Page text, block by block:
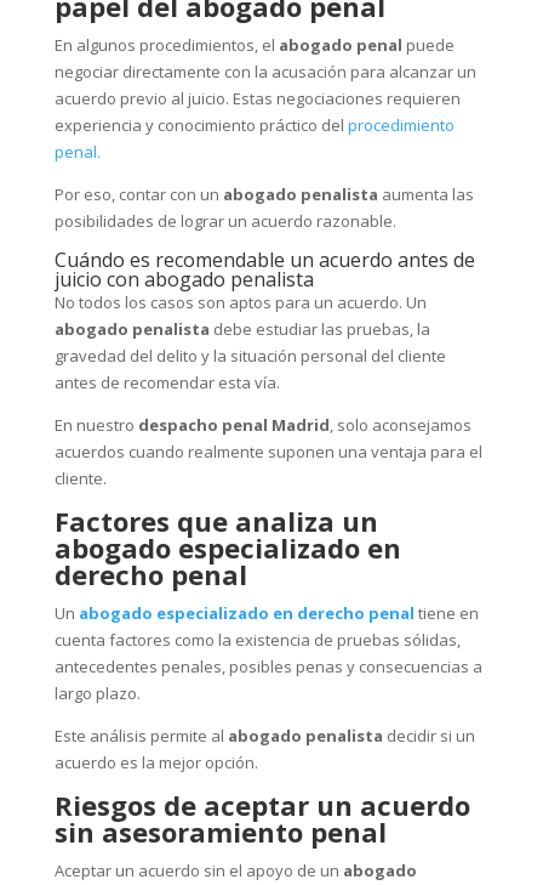
En algunos procedimientos, el abogado penal puede
negociar directamente con la acusación para alcanzar un
acuerdo previo al juicio. Estas negociaciones requieren
experiencia y conocimiento práctico del procedimiento
penal.
Por eso, contar con un abogado penalista aumenta las
posibilidades de lograr un acuerdo razonable.
Cuándo es recomendable un acuerdo antes de
juicio con abogado penalista
No todos los casos son aptos para un acuerdo. Un
abogado penalista debe estudiar las pruebas, la
gravedad del delito y la situación personal del cliente
antes de recomendar esta vía.
En nuestro despacho penal Madrid, solo aconsejamos
acuerdos cuando realmente suponen una ventaja para el
cliente.
Factores que analiza un
abogado especializado en
derecho penal
Un abogado especializado en derecho penal tiene en
cuenta factores como la existencia de pruebas sólidas,
antecedentes penales, posibles penas y consecuencias a
largo plazo.
Este análisis permite al abogado penalista decidir si un
acuerdo es la mejor opción.
Riesgos de aceptar un acuerdo
sin asesoramiento penal
Aceptar un acuerdo sin el apoyo de un abogado